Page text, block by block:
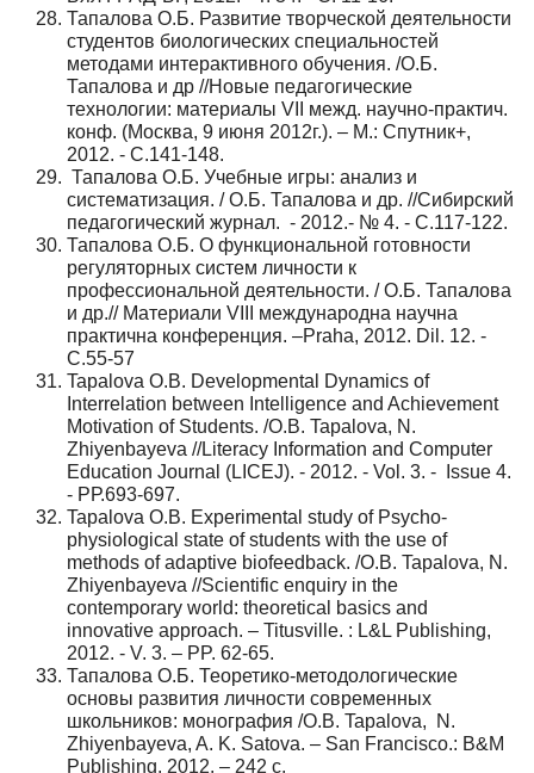
Тапалова О.Б. Развитие творческой деятельности
студентов биологических специальностей
методами интерактивного обучения. /О.Б.
Тапалова и др //Новые педагогические
технологии: материалы VII межд. научно-практич.
конф. (Москва, 9 июня 2012г.). – М.: Спутник+,
2012. - С.141-148.
Тапалова О.Б. Учебные игры: анализ и
систематизация. / О.Б. Тапалова и др. //Сибирский
педагогический журнал. - 2012.- № 4. - С.117-122.
Тапалова О.Б. О функциональной готовности
регуляторных систем личности к
профессиональной деятельности. / О.Б. Тапалова
и др.// Материали VIII международна научна
практична конференция. –Praha, 2012. Dil. 12. -
С.55-57
Tapalova O.B. Developmental Dynamics of
Interrelation between Intelligence and Achievement
Motivation of Students. /O.B. Tapalova, N.
Zhiyenbayeva //Literacy Information and Computer
Education Journal (LICEJ). - 2012. - Vol. 3. - Issue 4.
- PР.693-697.
Tapalova O.B. Experimental study of Psycho-
physiological state of students with the use of
methods of adaptive biofeedback. /O.B. Tapalova, N.
Zhiyenbayeva //Scientific enquiry in the
contemporary world: theoretical basics and
innovative approach. – Titusville. : L&L Publishing,
2012. - V. 3. – PP. 62-65.
Тапалова О.Б. Теоретико-методологические
основы развития личности современных
школьников: монография /O.B. Tapalova, N.
Zhiyenbayeva, A. K. Satova. – San Francisco.: B&M
Publishing, 2012. – 242 с.